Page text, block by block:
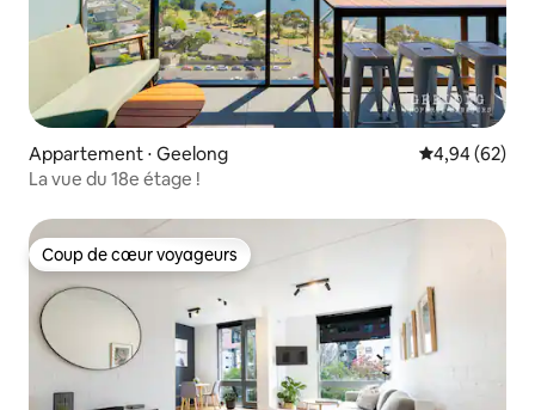
Appartement ⋅ Geelong Évaluation
4,94 (62)
La vue du 18e étage !
Coup de cœur voyageurs
Coup de cœur voyageurs